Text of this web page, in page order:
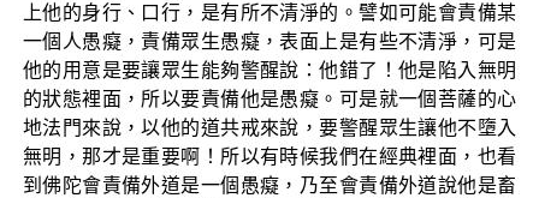
上他的身行、口行，是有所不清淨的。譬如可能會責備某
一個人愚癡，責備眾生愚癡，表面上是有些不清淨，可是
他的用意是要讓眾生能夠警醒說：他錯了！他是陷入無明
的狀態裡面，所以要責備他是愚癡。可是就一個菩薩的心
地法門來說，以他的道共戒來說，要警醒眾生讓他不墮入
無明，那才是重要啊！所以有時候我們在經典裡面，也看
到佛陀會責備外道是一個愚癡，乃至會責備外道說他是畜